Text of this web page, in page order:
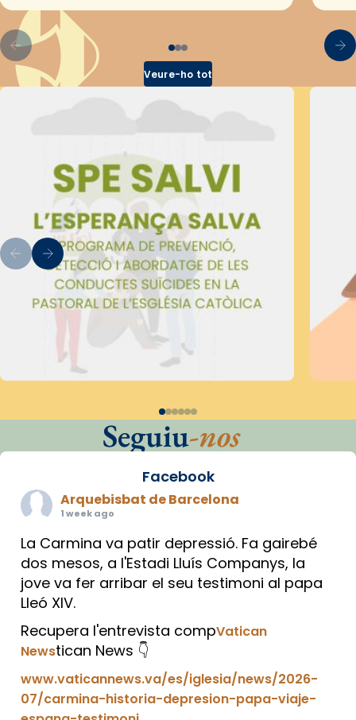
Veure-ho tot
Seguiu-nos
Facebook
Arquebisbat de Barcelona
1 week ago
La Carmina va patir depressió. Fa gairebé
dos mesos, a l'Estadi Lluís Companys, la
jove va fer arribar el seu testimoni al papa
Lleó XIV.
Recupera l'entrevista compVatican
Newstican News 👇
www.vaticannews.va/es/iglesia/news/2026-
07/carmina-historia-depresion-papa-viaje-